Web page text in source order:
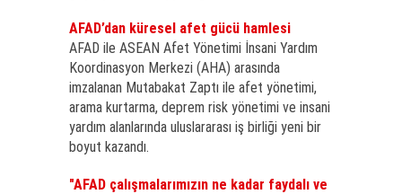
AFAD’dan küresel afet gücü hamlesi
AFAD ile ASEAN Afet Yönetimi İnsani Yardım
Koordinasyon Merkezi (AHA) arasında
imzalanan Mutabakat Zaptı ile afet yönetimi,
arama kurtarma, deprem risk yönetimi ve insani
yardım alanlarında uluslararası iş birliği yeni bir
boyut kazandı.
"AFAD çalışmalarımızın ne kadar faydalı ve